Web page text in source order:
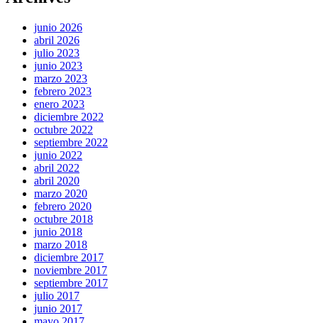
junio 2026
abril 2026
julio 2023
junio 2023
marzo 2023
febrero 2023
enero 2023
diciembre 2022
octubre 2022
septiembre 2022
junio 2022
abril 2022
abril 2020
marzo 2020
febrero 2020
octubre 2018
junio 2018
marzo 2018
diciembre 2017
noviembre 2017
septiembre 2017
julio 2017
junio 2017